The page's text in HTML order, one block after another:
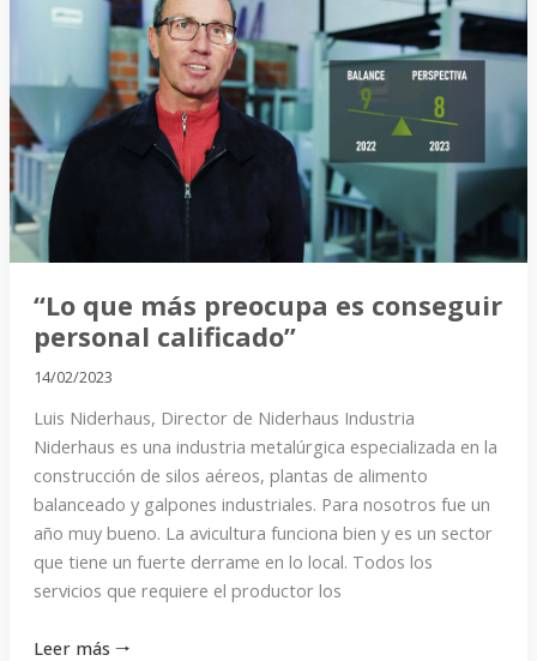
“Lo que más preocupa es conseguir
personal calificado”
14/02/2023
Luis Niderhaus, Director de Niderhaus Industria
Niderhaus es una industria metalúrgica especializada en la
construcción de silos aéreos, plantas de alimento
balanceado y galpones industriales. Para nosotros fue un
año muy bueno. La avicultura funciona bien y es un sector
que tiene un fuerte derrame en lo local. Todos los
servicios que requiere el productor los
que
preocupa
conseguir
personal
calificado”
Leer más 🠒